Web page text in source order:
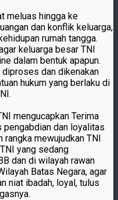
meluas hingga ke
dan konflik keluarga,
rumah tangga.
keluarga besar TNI
dalam bentuk apapun.
dan dikenakan
hukum yang berlaku di
mengucapkan Terima
dan loyalitas
rangka mewujudkan TNI
yang sedang
dan di wilayah rawan
Batas Negara, agar
niat ibadah, loyal, tulus